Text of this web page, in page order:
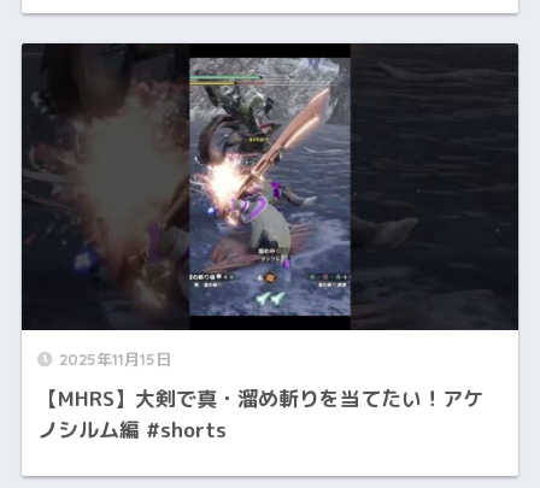
2025年11月15日
【MHRS】大剣で真・溜め斬りを当てたい！アケ
ノシルム編 #shorts